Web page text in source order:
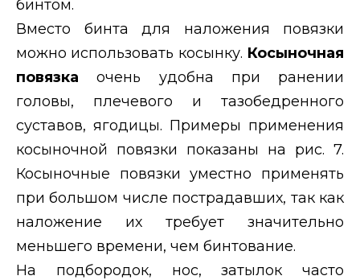
бинтом.
Вместо бинта для наложения повязки
можно использовать косынку. Косыночная
повязкаочень удобна при ранении
головы, плечевого и тазобедренного
суставов, ягодицы. Примеры применения
косыночной повязки показаны на рис. 7.
Косыночные повязки уместно применять
при большом числе пострадавших, так как
наложение их требует значительно
меньшего времени, чем бинтование.
На подбородок, нос, затылок часто